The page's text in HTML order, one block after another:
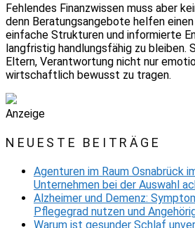
Fehlendes Finanzwissen muss aber
denn Beratungsangebote helfen
einfache Strukturen und informierte
langfristig handlungsfähig zu bleiben.
Eltern, Verantwortung nicht nur
wirtschaftlich bewusst zu tragen.
Anzeige
NEUESTE BEITRÄGE
Agenturen im Raum Osnabrück
Unternehmen bei der Auswahl
Alzheimer und Demenz:
Pflegegrad nutzen und
Warum ist gesunder Schlaf